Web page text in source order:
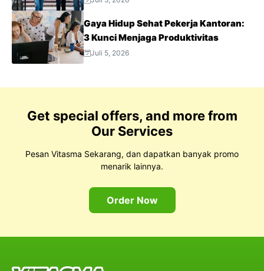
Gaya Hidup Sehat Pekerja Kantoran:
3 Kunci Menjaga Produktivitas
Juli 5, 2026
Get special offers, and more from
Our Services
Pesan Vitasma Sekarang, dan dapatkan banyak promo
menarik lainnya.
Order Now